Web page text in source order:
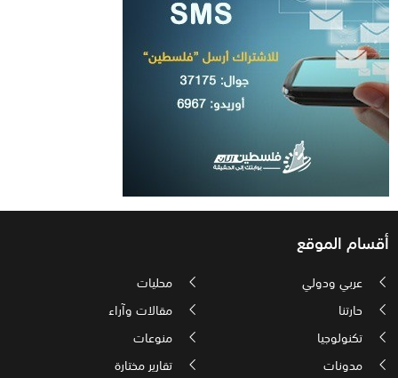
أقسام الموقع
عربي ودولي
محليات
حارتنا
مقالات وآراء
تكنولوجيا
منوعات
مدونات
تقارير مختارة